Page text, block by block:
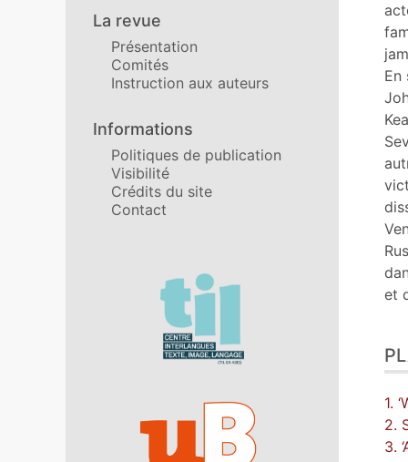
La revue
Présentation
Comités
Instruction aux auteurs
Informations
Politiques de publication
Visibilité
Crédits du site
Contact
Affiliations/partenaires
En
et
1.
2.
3.